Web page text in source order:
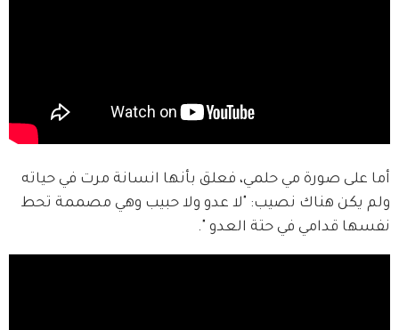
أما على صورة مي حلمي، فعلق بأنها انسانة مرت في حياته
ولم يكن هناك نصيب: "لا عدو ولا حبيب وهي مصممة تحط
نفسها قدامي في حتة العدو ".